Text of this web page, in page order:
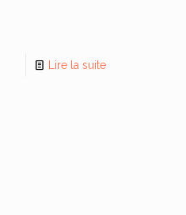
Lire la suite